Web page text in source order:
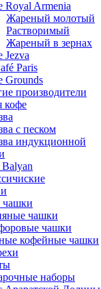
Royal Armenia
Жареный молотый
Растворимый
Жареный в зернах
Jezva
Paris
Grounds
производители
кофе
с песком
индукционной
чашки
чашки
кофейные чашки
наборы